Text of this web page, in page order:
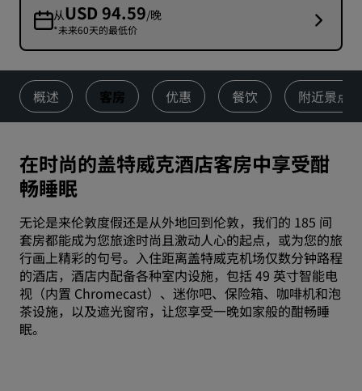
从USD 94.59/晚
*未来60天的最低价
概述 客房 优惠 餐饮 附近景点
在时尚的盖特威克酒店客房中享受酣
畅睡眠
无论是来伦敦度假还是从外地回到伦敦，我们的 185 间
套房都能成为您旅途时尚且激动人心的起点，或为您的旅
行画上精彩的句号。入住距离盖特威克机场仅数分钟路程
的酒店，酒店内配备各种室内设施，包括 49 英寸智能电
视（内置 Chromecast）、迷你吧、保险箱、咖啡机和泡
茶设施，以及遮光窗帘，让您享受一晚如家般的酣畅睡
眠。